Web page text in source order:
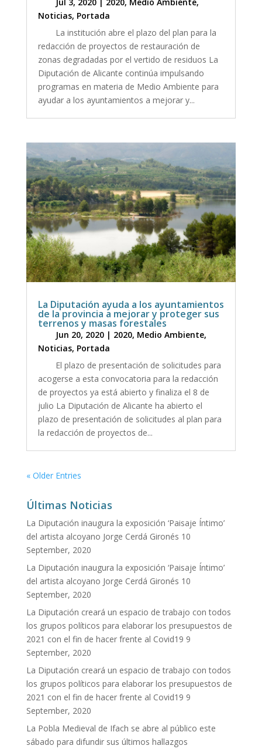
Noticias, Portada
La institución abre el plazo del plan para la
redacción de proyectos de restauración de
zonas degradadas por el vertido de residuos La
Diputación de Alicante continúa impulsando
programas en materia de Medio Ambiente para
ayudar a los ayuntamientos a mejorar y...
La Diputación ayuda a los ayuntamientos
de la provincia a mejorar y proteger sus
terrenos y masas forestales
Jun 20, 2020| 2020, Medio Ambiente,
Noticias, Portada
El plazo de presentación de solicitudes para
acogerse a esta convocatoria para la redacción
de proyectos ya está abierto y finaliza el 8 de
julio La Diputación de Alicante ha abierto el
plazo de presentación de solicitudes al plan para
la redacción de proyectos de...
« Older Entries
Últimas Noticias
La Diputación inaugura la exposición ‘Paisaje Íntimo’
del artista alcoyano Jorge Cerdá Gironés 10
September, 2020
La Diputación inaugura la exposición ‘Paisaje Íntimo’
del artista alcoyano Jorge Cerdá Gironés 10
September, 2020
La Diputación creará un espacio de trabajo con todos
los grupos políticos para elaborar los presupuestos de
2021 con el fin de hacer frente al Covid19 9
September, 2020
La Diputación creará un espacio de trabajo con todos
los grupos políticos para elaborar los presupuestos de
2021 con el fin de hacer frente al Covid19 9
September, 2020
La Pobla Medieval de Ifach se abre al público este
sábado para difundir sus últimos hallazgos